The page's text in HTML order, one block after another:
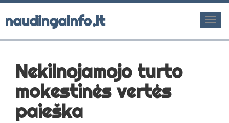
naudingainfo.lt
Nekilnojamojo turto
mokestinės vertės
paieška